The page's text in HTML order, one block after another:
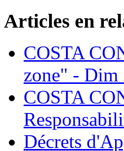
Articles en
COSTA
zone" -
COSTA
Décrets